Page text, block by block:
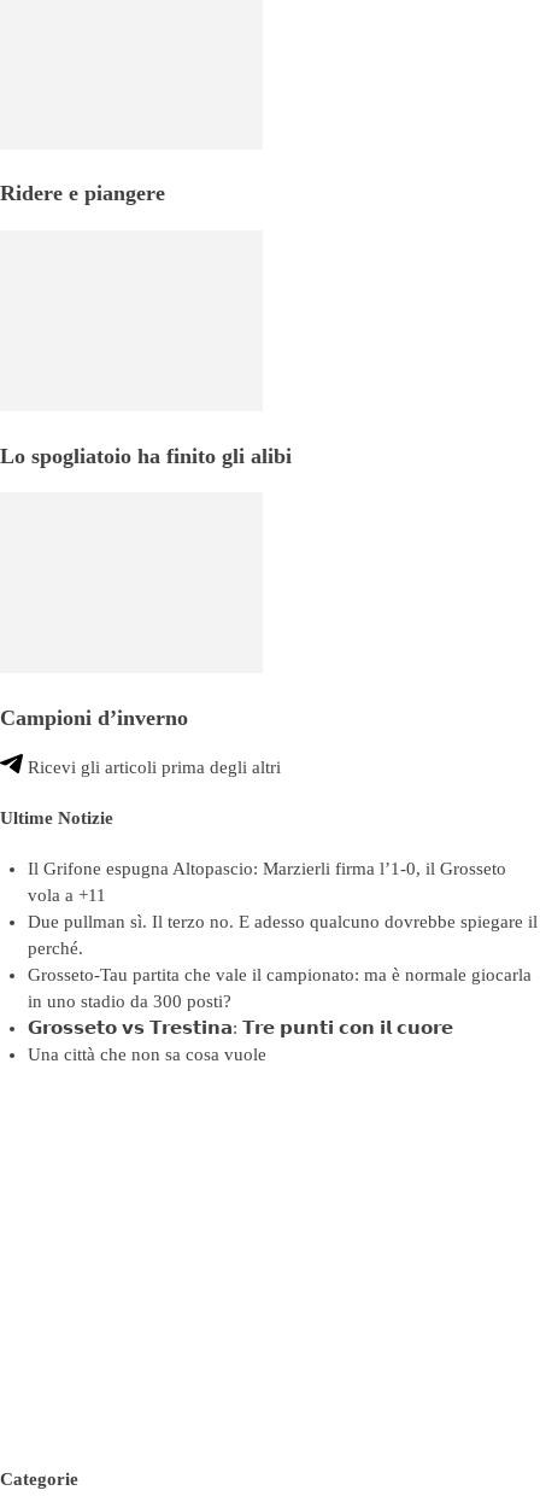
Ridere e piangere
Lo spogliatoio ha finito gli alibi
Campioni d’inverno
Ricevi gli articoli prima degli altri
Ultime Notizie
Il Grifone espugna Altopascio: Marzierli firma l’1-0, il Grosseto
vola a +11
Due pullman sì. Il terzo no. E adesso qualcuno dovrebbe spiegare il
perché.
Grosseto-Tau partita che vale il campionato: ma è normale giocarla
in uno stadio da 300 posti?
𝗚𝗿𝗼𝘀𝘀𝗲𝘁𝗼 𝘃𝘀 𝗧𝗿𝗲𝘀𝘁𝗶𝗻𝗮: 𝗧𝗿𝗲 𝗽𝘂𝗻𝘁𝗶 𝗰𝗼𝗻 𝗶𝗹 𝗰𝘂𝗼𝗿𝗲
Una città che non sa cosa vuole
Categorie